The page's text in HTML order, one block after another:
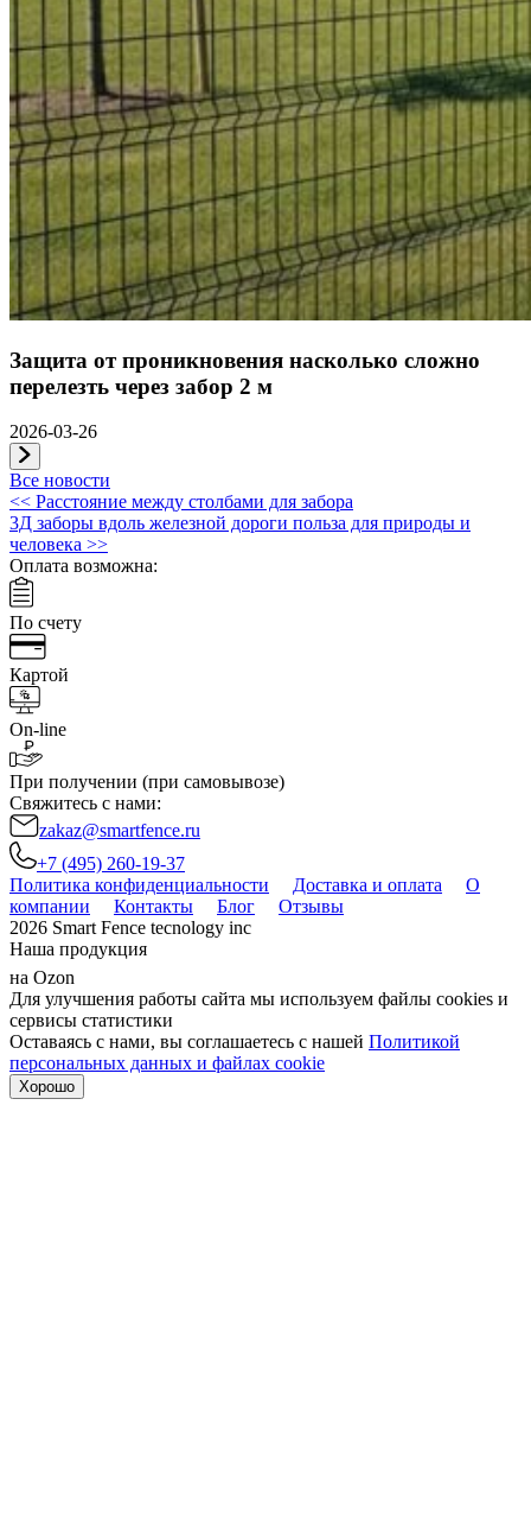
Защита от проникновения насколько сложно
перелезть через забор 2 м
2026-03-26
Все новости
Навигация
по
записям
<< Расстояние между столбами для забора
3Д заборы вдоль железной дороги польза для природы и
человека >>
Оплата возможна:
По счету
Картой
On-line
При получении (при самовывозе)
Свяжитесь с нами:
zakaz@smartfence.ru
+7 (495) 260-19-37
Политика конфиденциальности
Доставка и оплата
О
компании
Контакты Блог
Отзывы
2026 Smart Fence tecnology inc
Наша продукция
на Ozon
Для улучшения работы сайта мы используем файлы cookies и
сервисы статистики
Оставаясь с нами, вы соглашаетесь с нашей Политикой
персональных данных и файлах cookie
Хорошо